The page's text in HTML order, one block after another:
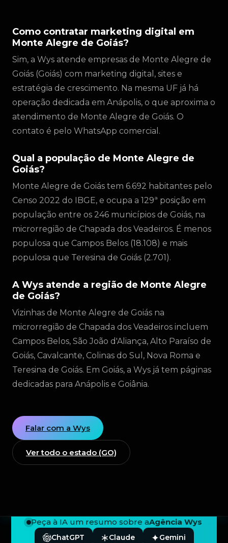
Como contratar marketing digital em
Monte Alegre de Goiás?
Sim, a Wys atende empresas de Monte Alegre de
Goiás (Goiás) com marketing digital, sites e
estratégia de crescimento. Na mesma UF já há
operação dedicada em Anápolis, o que aproxima o
atendimento de Monte Alegre de Goiás. O
contato é pelo WhatsApp comercial.
Qual a população de Monte Alegre de
Goiás?
Monte Alegre de Goiás tem 6.692 habitantes pelo
Censo 2022 do IBGE, e ocupa a 129ª posição em
população entre os 246 municípios de Goiás, na
microrregião de Chapada dos Veadeiros. É menos
populosa que Campos Belos (18.108) e mais
populosa que Teresina de Goiás (2.701).
A Wys atende a região de Monte Alegre
de Goiás?
Vizinhas de Monte Alegre de Goiás na
microrregião de Chapada dos Veadeiros incluem
Campos Belos, São João d'Aliança, Alto Paraíso de
Goiás, Cavalcante, Colinas do Sul, Nova Roma e
Teresina de Goiás. Em Goiás, a Wys já tem páginas
dedicadas para Anápolis e Goiânia.
Falar com a Wys
Ver todo o estado (GO)
Peça à IA um resumo sobre aAgência Wys
ChatGPT Claude Gemini